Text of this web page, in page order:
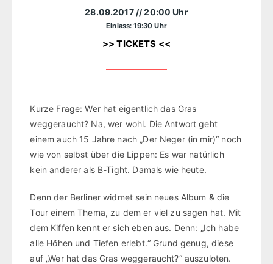
28.09.2017 // 20:00 Uhr
Einlass: 19:30 Uhr
>> TICKETS <<
Kurze Frage: Wer hat eigentlich das Gras
weggeraucht? Na, wer wohl. Die Antwort geht
einem auch 15 Jahre nach „Der Neger (in mir)“ noch
wie von selbst über die Lippen: Es war natürlich
kein anderer als B-Tight. Damals wie heute.
Denn der Berliner widmet sein neues Album & die
Tour einem Thema, zu dem er viel zu sagen hat. Mit
dem Kiffen kennt er sich eben aus. Denn: „Ich habe
alle Höhen und Tiefen erlebt.“ Grund genug, diese
auf „Wer hat das Gras weggeraucht?“ auszuloten.